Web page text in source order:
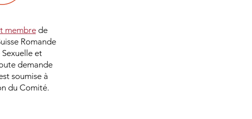
membre de
Romande
Sexuelle et
demande
soumise à
du Comité.